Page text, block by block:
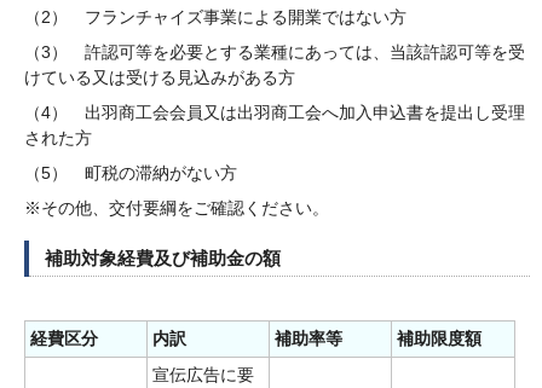
（2） フランチャイズ事業による開業ではない方
（3） 許認可等を必要とする業種にあっては、当該許認可等を受
けている又は受ける見込みがある方
（4） 出羽商工会会員又は出羽商工会へ加入申込書を提出し受理
された方
（5） 町税の滞納がない方
※その他、交付要綱をご確認ください。
補助対象経費及び補助金の額
経費区分 内訳 補助率等 補助限度額
宣伝広告に要